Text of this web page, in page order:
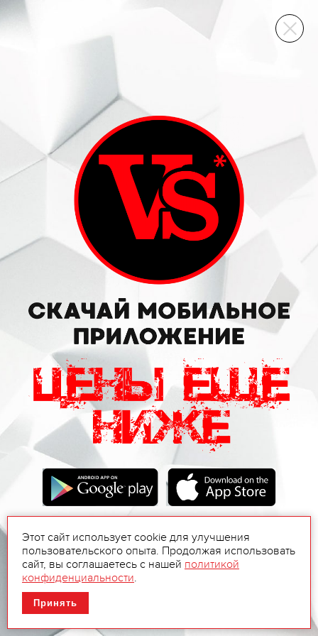
ВИННЫЙ СКЛАД
Этот сайт использует cookie для улучшения
пользовательского опыта. Продолжая использовать
сайт, вы соглашаетесь с нашей политикой
конфиденциальности.
Принять